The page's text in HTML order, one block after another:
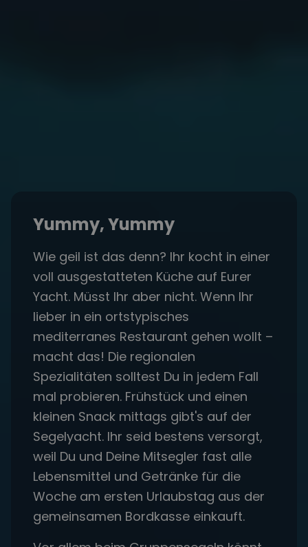
Yummy, Yummy
Wie geil ist das denn? Ihr kocht in einer
voll ausgestatteten Küche auf Eurer
Yacht. Müsst Ihr aber nicht. Wenn Ihr
lieber in ein ortstypisches
mediterranes Restaurant gehen wollt –
macht das! Die regionalen
Spezialitäten solltest Du in jedem Fall
mal probieren. Frühstück und einen
kleinen Snack mittags gibt's auf der
Segelyacht. Ihr seid bestens versorgt,
weil Du und Deine Mitsegler fast alle
Lebensmittel und Getränke für die
Woche am ersten Urlaubstag aus der
gemeinsamen Bordkasse einkauft.